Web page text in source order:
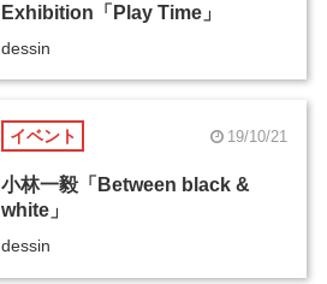
Exhibition「Play Time」
dessin
イベント 19/10/21
小林一毅「Between black &
white」
dessin